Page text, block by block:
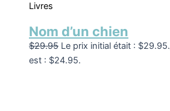
Livres
Nom d’un chien
$29.95 Le prix initial était : $29.95.
est : $24.95.